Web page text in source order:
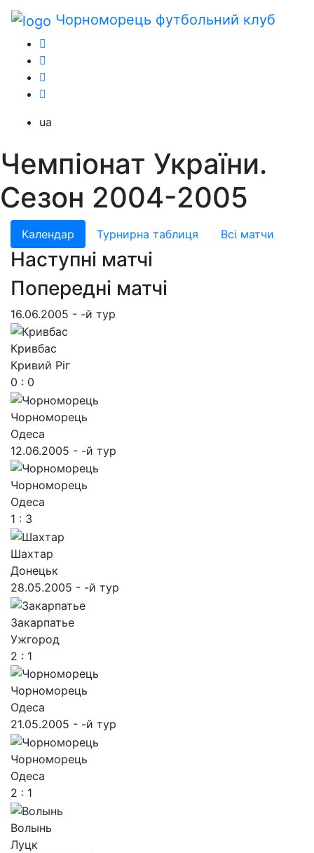
Чорноморець футбольний клуб
ua
Чемпіонат України.
Сезон 2004-2005
Календар Турнирна таблиця Всі матчи
Наступні матчі
Попередні матчі
16.06.2005 - -й тур
Кривбас
Кривий Ріг
0 : 0
Чорноморець
Одеса
12.06.2005 - -й тур
Чорноморець
Одеса
1 : 3
Шахтар
Донецьк
28.05.2005 - -й тур
Закарпатье
Ужгород
2 : 1
Чорноморець
Одеса
21.05.2005 - -й тур
Чорноморець
Одеса
2 : 1
Волынь
Луцк